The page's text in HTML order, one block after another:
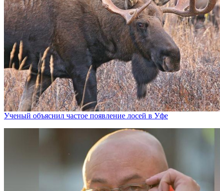
Ученый объяснил частое появление лосей в Уфе